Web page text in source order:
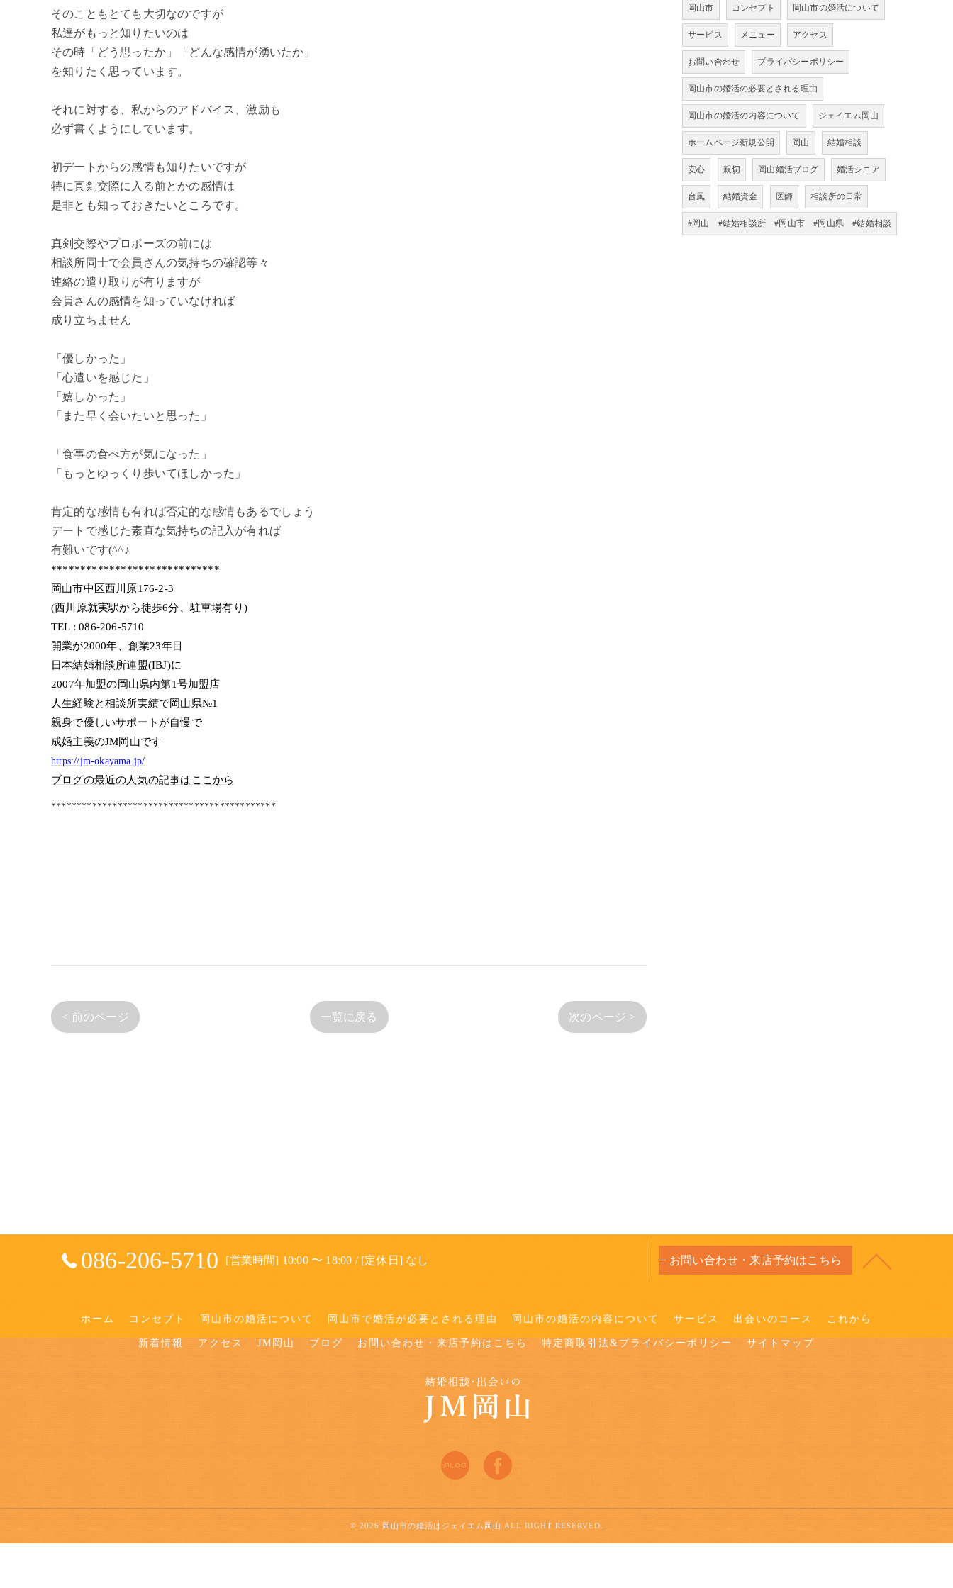
そのこともとても大切なのですが
私達がもっと知りたいのは
その時「どう思ったか」「どんな感情が湧いたか」
を知りたく思っています。
それに対する、私からのアドバイス、激励も
必ず書くようにしています。
初デートからの感情も知りたいですが
特に真剣交際に入る前とかの感情は
是非とも知っておきたいところです。
真剣交際やプロポーズの前には
相談所同士で会員さんの気持ちの確認等々
連絡の遣り取りが有りますが
会員さんの感情を知っていなければ
成り立ちません
「優しかった」
「心遣いを感じた」
「嬉しかった」
「また早く会いたいと思った」
「食事の食べ方が気になった」
「もっとゆっくり歩いてほしかった」
肯定的な感情も有れば否定的な感情もあるでしょう
デートで感じた素直な気持ちの記入が有れば
有難いです(^^♪
*****************************
岡山市中区西川原176-2-3
(西川原就実駅から徒歩6分、駐車場有り)
TEL : 086-206-5710
開業が2000年、創業23年目
日本結婚相談所連盟(IBJ)に
2007年加盟の岡山県内第1号加盟店
人生経験と相談所実績で岡山県№1
親身で優しいサポートが自慢で
成婚主義のJM岡山です
https://jm-okayama.jp/
ブログの最近の人気の記事はここから
********************************************
< 前のページ 一覧に戻る 次のページ >
岡山市 コンセプト 岡山市の婚活について
サービス メニュー アクセス
お問い合わせ プライバシーポリシー
岡山市の婚活の必要とされる理由
岡山市の婚活の内容について ジェイエム岡山
ホームページ新規公開 岡山 結婚相談
安心 親切 岡山婚活ブログ 婚活シニア
台風 結婚資金 医師 相談所の日常
#岡山 #結婚相談所 #岡山市 #岡山県 #結婚相談
086-206-5710 [営業時間] 10:00 〜 18:00 / [定休日] なし お問い合わせ・来店予約はこちら
ホーム コンセプト 岡山市の婚活について 岡山市で婚活が必要とされる理由 岡山市の婚活の内容について サービス 出会いのコース これから
新着情報 アクセス JM岡山 ブログ お問い合わせ・来店予約はこちら 特定商取引法&プライバシーポリシー サイトマップ
© 2026 岡山市の婚活はジェイエム岡山 ALL RIGHT RESERVED.